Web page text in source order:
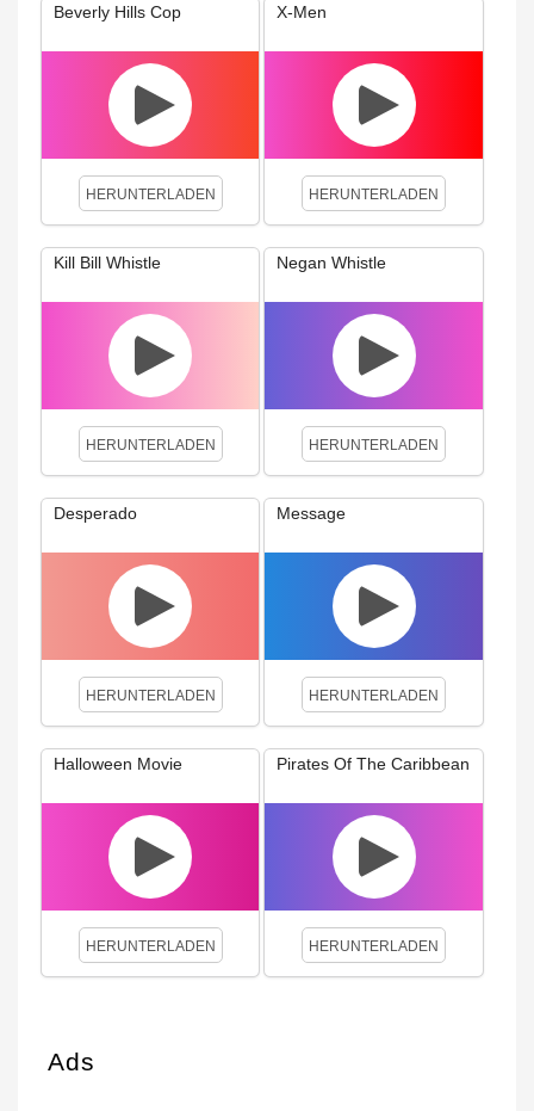
Beverly Hills Cop
HERUNTERLADEN
X-Men
HERUNTERLADEN
Kill Bill Whistle
HERUNTERLADEN
Negan Whistle
HERUNTERLADEN
Desperado
HERUNTERLADEN
Message
HERUNTERLADEN
Halloween Movie
HERUNTERLADEN
Pirates Of The Caribbean
HERUNTERLADEN
Ads